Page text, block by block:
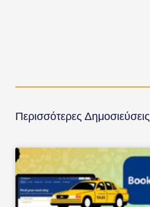
Περισσότερες Δημοσιεύσεις